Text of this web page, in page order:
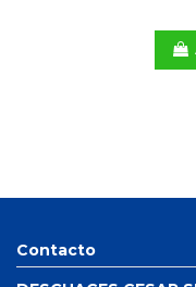
Contacto